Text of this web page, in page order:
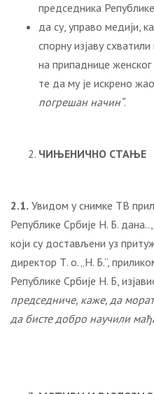
председника
да су, управо медији,
спорну изјаву
на припаднице
те да му је искрено
погрешан начин“.
ЧИЊЕНИЧНО СТАЊЕ
2.1. Увидом у снимке ТВ
Републике Србије Н. Б.
који су достављени уз
директор Т. о. „Н. Б.“,
Републике Србије Н. Б,
председниче, каже, да
да бисте добро научили